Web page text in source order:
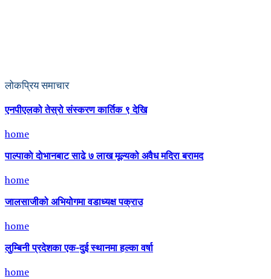
लोकप्रिय समाचार
एनपीएलको तेस्रो संस्करण कार्तिक ९ देखि
home
पाल्पाकाे दाेभानबाट साढे ७ लाख मूल्यको अवैध मदिरा बरामद
home
जालसाजीको अभियोगमा वडाध्यक्ष पक्राउ
home
लुम्बिनी प्रदेशका एक-दुई स्थानमा हल्का वर्षा
home